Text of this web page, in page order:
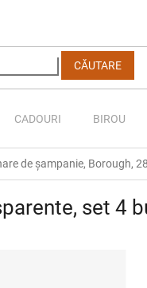
CĂUTARE
CADOURI BIROU
de șampanie, Borough,
set 4